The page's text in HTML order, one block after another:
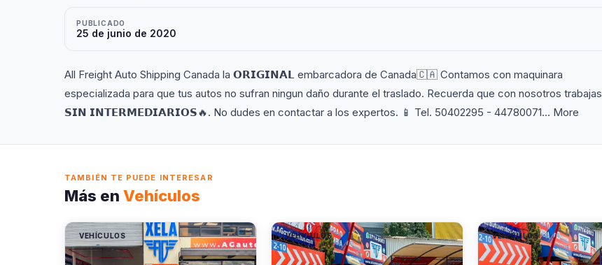
PUBLICADO
25 de junio de 2020
All Freight Auto Shipping Canada la 𝗢𝗥𝗜𝗚𝗜𝗡𝗔𝗟 embarcadora de Canada🇨🇦 Contamos con maquinara
especializada para que tus autos no sufran ningun daño durante el traslado. Recuerda que con nosotros trabajas
𝗦𝗜𝗡 𝗜𝗡𝗧𝗘𝗥𝗠𝗘𝗗𝗜𝗔𝗥𝗜𝗢𝗦🔥. No dudes en contactar a los expertos. 📱 Tel. 50402295 - 44780071... More
TAMBIÉN TE PUEDE INTERESAR
Más en Vehículos
VEHÍCULOS VEHÍCULOS VEHÍCULOS